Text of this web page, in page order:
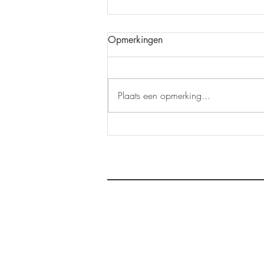
Opmerkingen
Plaats een opmerking...